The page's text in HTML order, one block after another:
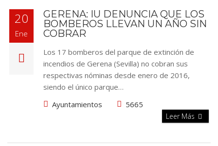
20
Ene
GERENA: IU DENUNCIA QUE LOS
BOMBEROS LLEVAN UN AÑO SIN
COBRAR
Los 17 bomberos del parque de extinción de
incendios de Gerena (Sevilla) no cobran sus
respectivas nóminas desde enero de 2016,
siendo el único parque…
Ayuntamientos
5665
Leer Más